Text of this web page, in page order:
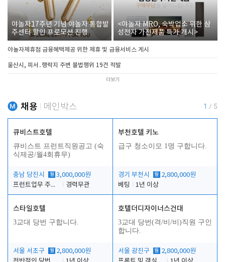
야놀자17주년 기념 야놀자 통합발
주센터 할인 프로모션 진행
<야놀자 MRO, 숙박업소 위한 삼
성전자 가전제품 특가 개시>
야놀자제휴점 금융혜택제공 위한 제휴 및 금융서비스 게시
울산시, 피서․행락지 주변 불법행위 19건 적발
더보기
채용 메인박스 1 / 5
큐비스트호텔
큐비스트 프런트직원공고 (숙
식제공/월4회휴무)
충남 당진시 월 3,000,000원
프런트업무 주간, 야간
경력무관
부천호텔 키노
급구 청소이모 1명 구합니다.
경기 부천시 월 2,800,000원
베팅
1년 이상
스타일호텔
3교대 당번 구합니다.
서울 서초구 월 2,800,000원
호텔더디자이너스건대
3교대 당번(격/비/비)직원 구인
합니다.
서울 광진구 월 2,800,000원